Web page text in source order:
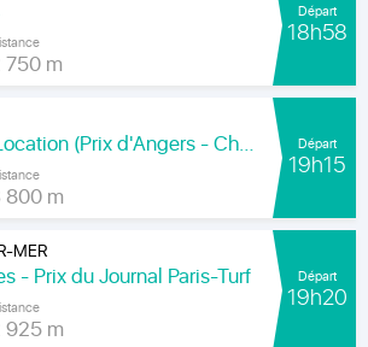
750 m
Départ
18h58
Prix Mika Motor Location (Prix d'Angers - Chamionnat Paris-Turf des Apprentis-Jeunes-Jockeys)
800 m
Départ
19h15
MER
- Prix du Journal Paris-Turf
925 m
Départ
19h20